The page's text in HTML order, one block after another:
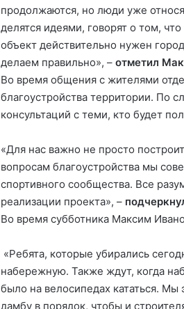
продолжаются, но люди уже
делятся идеями, говорят о том,
объект действительно нужен
делаем правильно», – отметил
Во время общения с жителями
благоустройства территории. По
консультаций с теми, кто будет
«Для нас важно не просто
вопросам благоустройства мы
спортивного сообщества. Все
реализации проекта», –
Во время субботника Максим
«Ребята, которые убирались
набережную. Также ждут, когда
было на велосипедах кататься.
дамбу в порядок, чтобы и